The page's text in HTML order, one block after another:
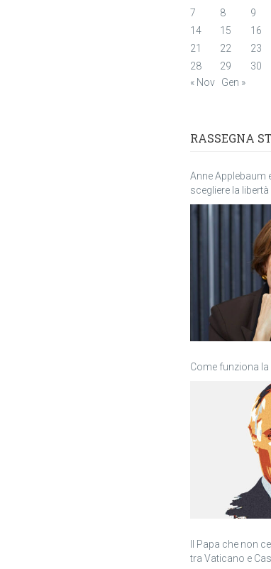
7
8 9
14
15 16
21
22 23
28
29 30
« Nov
Gen »
RASSEGNA
Anne Applebaum
scegliere la
Come funziona
Il Papa che non
tra Vaticano e